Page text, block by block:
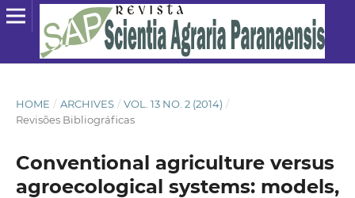
HOME / ARCHIVES / VOL. 13 NO. 2 (2014) /
Revisões Bibliográficas
Conventional agriculture versus
agroecological systems: models,